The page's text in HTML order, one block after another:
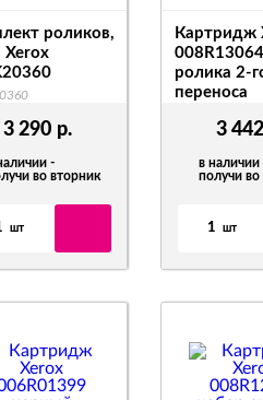
3 290 р.
-
во вторник
шт
роликов,
Xerox
3 442
в наличии
получи во
1 шт
Картридж
ролика 2-
переноса